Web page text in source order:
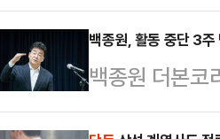
전 부원장이
보와 배우자
한 화력 극대
로 풀이된다.
호 씨를 둘러
최대치를 찍었
는 미분양 물
선 정국까지
도산 공포가
백종원, 활동 중단 3
백종원 더본코
튜브 채널에